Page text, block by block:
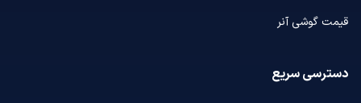
قیمت گوشی آنر
دسترسی سریع